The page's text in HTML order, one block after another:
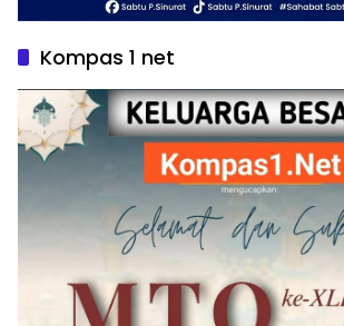
Kompas 1 net